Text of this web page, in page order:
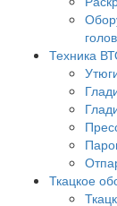
Техника
Ткацкое